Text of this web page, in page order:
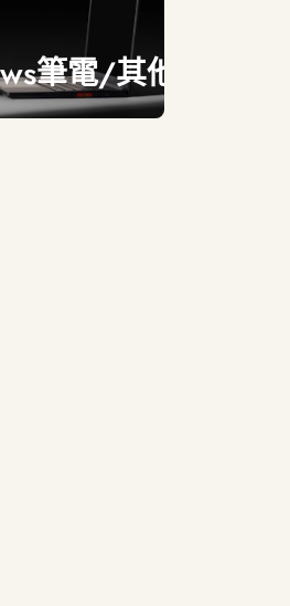
筆電/其他